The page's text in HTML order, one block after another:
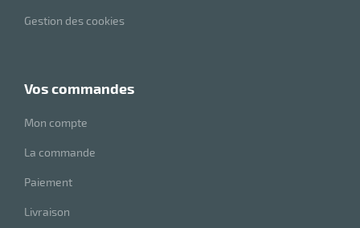
Gestion des cookies
vos commandes
Mon compte
La commande
Paiement
Livraison